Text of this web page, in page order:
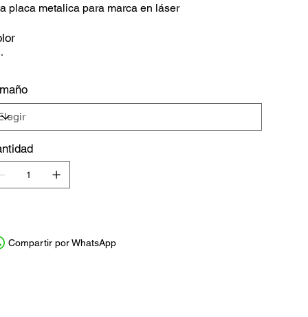
placa metalica para marca en láser
Compartir por WhatsApp